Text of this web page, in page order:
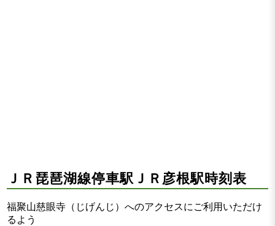
ＪＲ琵琶湖線停車駅ＪＲ彦根駅時刻表
福聚山慈眼寺（じげんじ）へのアクセスにご利用いただけ
るよう